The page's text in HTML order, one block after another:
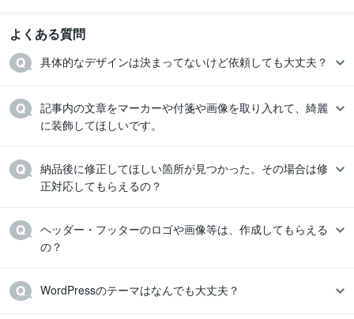
よくある質問
具体的なデザインは決まってないけど依頼しても大丈夫？
記事内の文章をマーカーや付箋や画像を取り入れて、綺麗
に装飾してほしいです。
納品後に修正してほしい箇所が見つかった。その場合は修
正対応してもらえるの？
ヘッダー・フッターのロゴや画像等は、作成してもらえる
の？
WordPressのテーマはなんでも大丈夫？